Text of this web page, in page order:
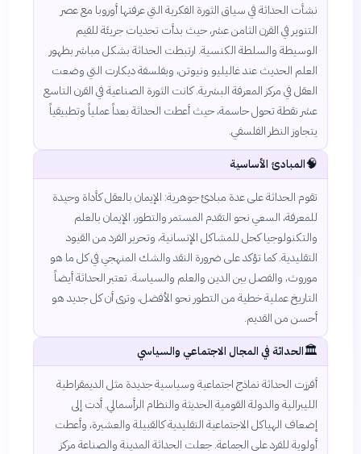
نشأت الحداثة في سياق الثورة الفكرية التي عرفتها أوروبا مع عصر
التنوير في القرن الثامن عشر، حيث بدأت تحديات جريئة للقيم
الوسيطة والسلطة الكنسية. ارتبطت الحداثة بشكل مباشر بظهور
العلم الحديث عند غاليليو ونيوتن، وبفلسفة ديكارت التي وضعت
العقل في مركز المعرفة البشرية. كانت الثورة الصناعية في القرن التاسع
عشر نقطة تحول حاسمة، حيث أعطت الحداثة بعداً عملياً وتطبيقياً
يتجاوز النظر الفلسفي.
🧠المبادئ الأساسية
تقوم الحداثة على عدة مبادئ جوهرية: الإيمان بالعقل كأداة وحيدة
للمعرفة، السعي نحو التقدم المستمر والتطور، الإيمان بالعلم
والتكنولوجيا كحل للمشاكل الإنسانية، وتحرير الفرد من القيود
التقليدية. كما تؤكد على ضرورة النقد والشك المنهجي في كل ما هو
موروث، والفصل بين الدين والعلم والسياسة. تعتبر الحداثة أيضاً
التاريخ عملية خطية من التطور نحو الأفضل، وترى أن كل جديد هو
أحسن من القديم.
🏛️الحداثة في المجال الاجتماعي والسياسي
أفرزت الحداثة نماذج اجتماعية وسياسية جديدة مثل الديمقراطية
الليبرالية والدولة القومية الحديثة والنظام الرأسمالي. أدت إلى
إضعاف الهياكل الاجتماعية التقليدية كالقبيلة والعشيرة، وأعطت
أولوية للفرد على الجماعة. جعلت الحداثة المدينة والصناعة مركز